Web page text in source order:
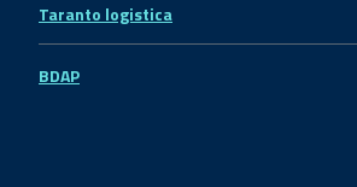
Taranto logistica
BDAP